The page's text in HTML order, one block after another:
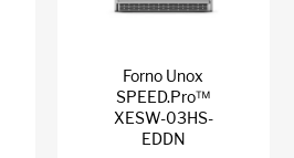
Forno Unox
SPEED.Pro™
XESW-03HS-
EDDN